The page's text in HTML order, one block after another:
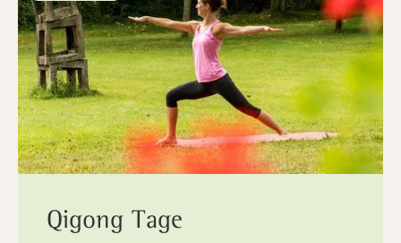
Qigong Tage